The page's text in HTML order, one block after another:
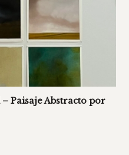
Paisaje Abstracto por